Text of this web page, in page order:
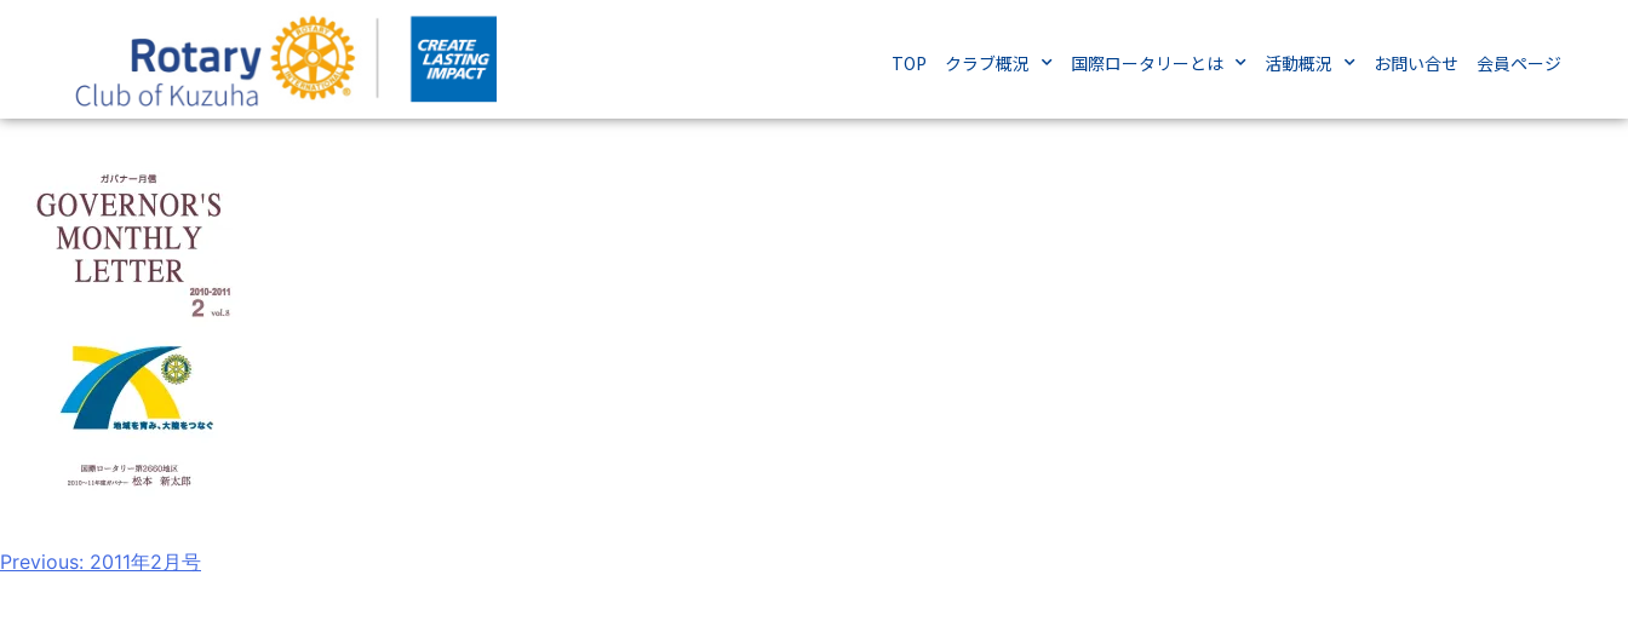
TOP クラブ概況 国際ロータリーとは 活動概況 お問い合せ 会員ページ
Previous: 2011年2月号